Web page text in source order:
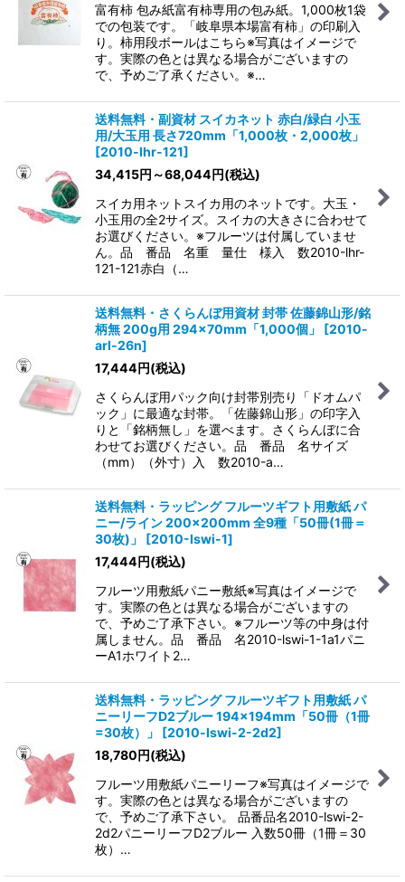
富有柿 包み紙富有柿専用の包み紙。1,000枚1袋
での包装です。「岐阜県本場富有柿」の印刷入
り。柿用段ボールはこちら※写真はイメージで
す。実際の色とは異なる場合がございますの
で、予めご了承ください。※…
送料無料・副資材 スイカネット 赤白/緑白 小玉
用/大玉用 長さ720mm「1,000枚・2,000枚」
[2010-lhr-121]
34,415円 ～68,044円(税込)
スイカ用ネットスイカ用のネットです。大玉・
小玉用の全2サイズ。スイカの大きさに合わせて
お選びください。※フルーツは付属していませ
ん。品 番品 名重 量仕 様入 数2010-lhr-
121-121赤白（…
送料無料・さくらんぼ用資材 封帯 佐藤錦山形/銘
柄無 200g用 294×70mm「1,000個」
[2010-
arl-26n]
17,444円(税込)
さくらんぼ用パック向け封帯別売り「ドオムパ
ック」に最適な封帯。「佐藤錦山形」の印字入
りと「銘柄無し」を選べます。さくらんぼに合
わせてお選びください。品 番品 名サイズ
（mm）（外寸）入 数2010-a…
送料無料・ラッピング フルーツギフト用敷紙 パ
ニー/ライン 200×200mm 全9種「50冊(1冊＝
30枚)」
[2010-lswi-1]
17,444円(税込)
フルーツ用敷紙パニー敷紙※写真はイメージで
す。実際の色とは異なる場合がございますの
で、予めご了承下さい。※フルーツ等の中身は付
属しません。品 番品 名2010-lswi-1-1a1パニ
ーA1ホワイト2…
送料無料・ラッピング フルーツギフト用敷紙 パ
ニーリーフD2ブルー 194×194mm「50冊（1冊
=30枚）」
[2010-lswi-2-2d2]
18,780円(税込)
フルーツ用敷紙パニーリーフ※写真はイメージで
す。実際の色とは異なる場合がございますの
で、予めご了承下さい。 品番品名2010-lswi-2-
2d2パニーリーフD2ブルー 入数50冊（1冊＝30
枚）…